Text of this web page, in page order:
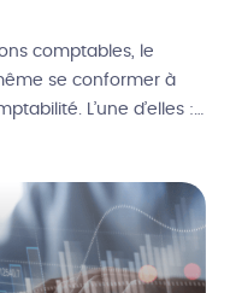
comptables, le
se conformer à
L’une d’elles :
recettes en auto-